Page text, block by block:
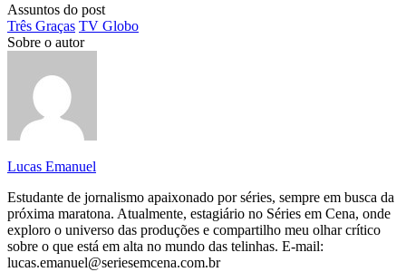
Assuntos do post
Três Graças TV Globo
Sobre o autor
Lucas Emanuel
Estudante de jornalismo apaixonado por séries, sempre em busca da
próxima maratona. Atualmente, estagiário no Séries em Cena, onde
exploro o universo das produções e compartilho meu olhar crítico
sobre o que está em alta no mundo das telinhas. E-mail:
lucas.emanuel@seriesemcena.com.br